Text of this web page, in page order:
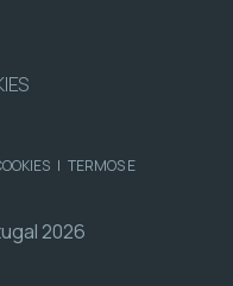
| TERMOS E
2026